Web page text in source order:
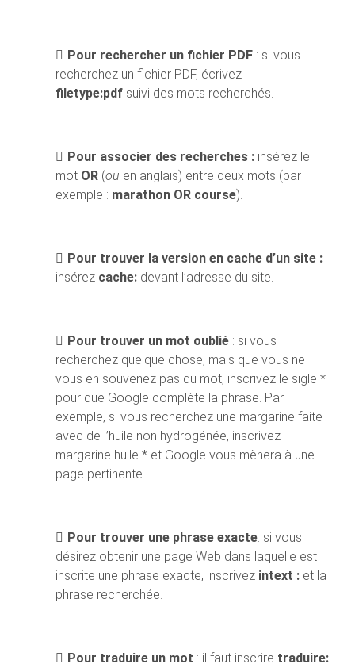
Pour rechercher un fichier PDF : si vous
recherchez un fichier PDF, écrivez
filetype:pdf suivi des mots recherchés.
Pour associer des recherches : insérez le
mot OR (ou en anglais) entre deux mots (par
exemple : marathon OR course).
Pour trouver la version en cache d’un site :
insérez cache: devant l’adresse du site.
Pour trouver un mot oublié : si vous
recherchez quelque chose, mais que vous ne
vous en souvenez pas du mot, inscrivez le sigle *
pour que Google complète la phrase. Par
exemple, si vous recherchez une margarine faite
avec de l’huile non hydrogénée, inscrivez
margarine huile * et Google vous mènera à une
page pertinente.
Pour trouver une phrase exacte: si vous
désirez obtenir une page Web dans laquelle est
inscrite une phrase exacte, inscrivez intext : et la
phrase recherchée.
Pour traduire un mot : il faut inscrire traduire: